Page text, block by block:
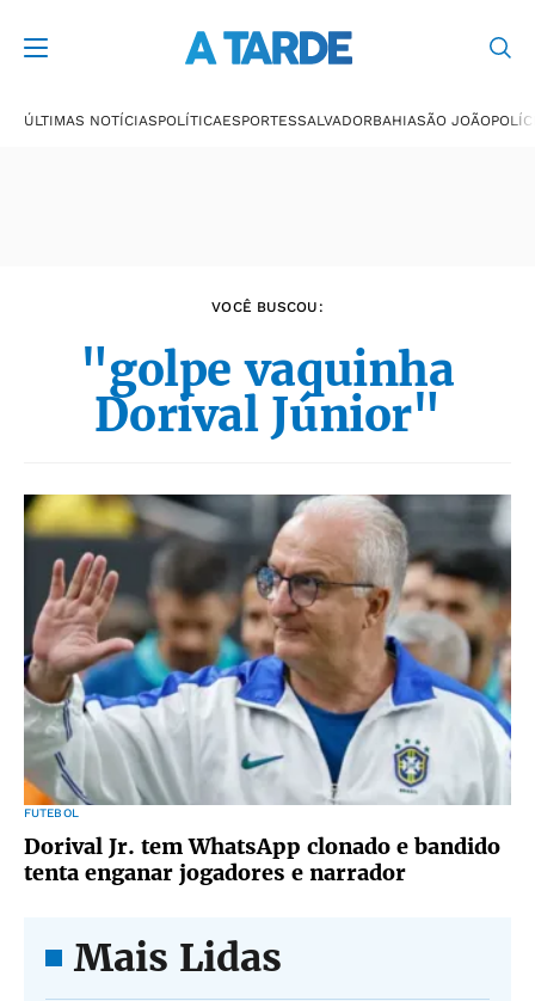
ÚLTIMAS NOTÍCIASPOLÍTICAESPORTESSALVADORBAHIASÃO JOÃO
VOCÊ BUSCOU:
"golpe vaquinha
Dorival Júnior"
FUTEBOL
Dorival Jr. tem WhatsApp clonado e bandido
tenta enganar jogadores e narrador
Mais Lidas